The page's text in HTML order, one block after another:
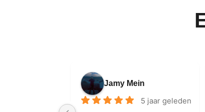
Jamy Mein
5 jaar geleden